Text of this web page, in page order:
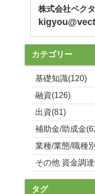
株式会社ベク
カテゴリー
基礎知識(120)
融資(126)
出資(81)
補助金/助成金
業種/業態/職種
その他 資金調
タグ